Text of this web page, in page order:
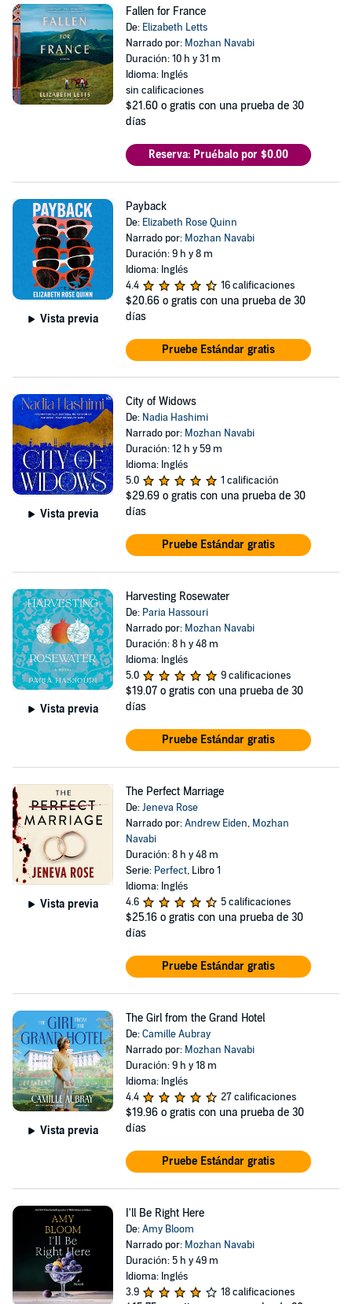
Fallen for France
De: Elizabeth Letts
Narrado por: Mozhan Navabi
Duración: 10 h y 31 m
Idioma: Inglés
sin calificaciones
$21.60 o gratis con una prueba de 30
días
Reserva: Pruébalo por $0.00
Vista previa
Payback
De: Elizabeth Rose Quinn
Narrado por: Mozhan Navabi
Duración: 9 h y 8 m
Idioma: Inglés
4.4
16 calificaciones
$20.66 o gratis con una prueba de 30
días
Pruebe Estándar gratis
Vista previa
City of Widows
De: Nadia Hashimi
Narrado por: Mozhan Navabi
Duración: 12 h y 59 m
Idioma: Inglés
5.0
1 calificación
$29.69 o gratis con una prueba de 30
días
Pruebe Estándar gratis
Vista previa
Harvesting Rosewater
De: Paria Hassouri
Narrado por: Mozhan Navabi
Duración: 8 h y 48 m
Idioma: Inglés
5.0
9 calificaciones
$19.07 o gratis con una prueba de 30
días
Pruebe Estándar gratis
Vista previa
The Perfect Marriage
De:Jeneva Rose
Narrado por:Andrew Eiden, Mozhan
Navabi
Duración: 8 h y 48 m
Serie: Perfect, Libro 1
Idioma: Inglés
4.6
5 calificaciones
$25.16 o gratis con una prueba de 30
días
Pruebe Estándar gratis
Vista previa
The Girl from the Grand Hotel
De:Camille Aubray
Narrado por: Mozhan Navabi
Duración: 9 h y 18 m
Idioma: Inglés
4.4
27 calificaciones
$19.96 o gratis con una prueba de 30
días
Pruebe Estándar gratis
I'll Be Right Here
De:Amy Bloom
Narrado por: Mozhan Navabi
Duración: 5 h y 49 m
Idioma: Inglés
3.9
18 calificaciones